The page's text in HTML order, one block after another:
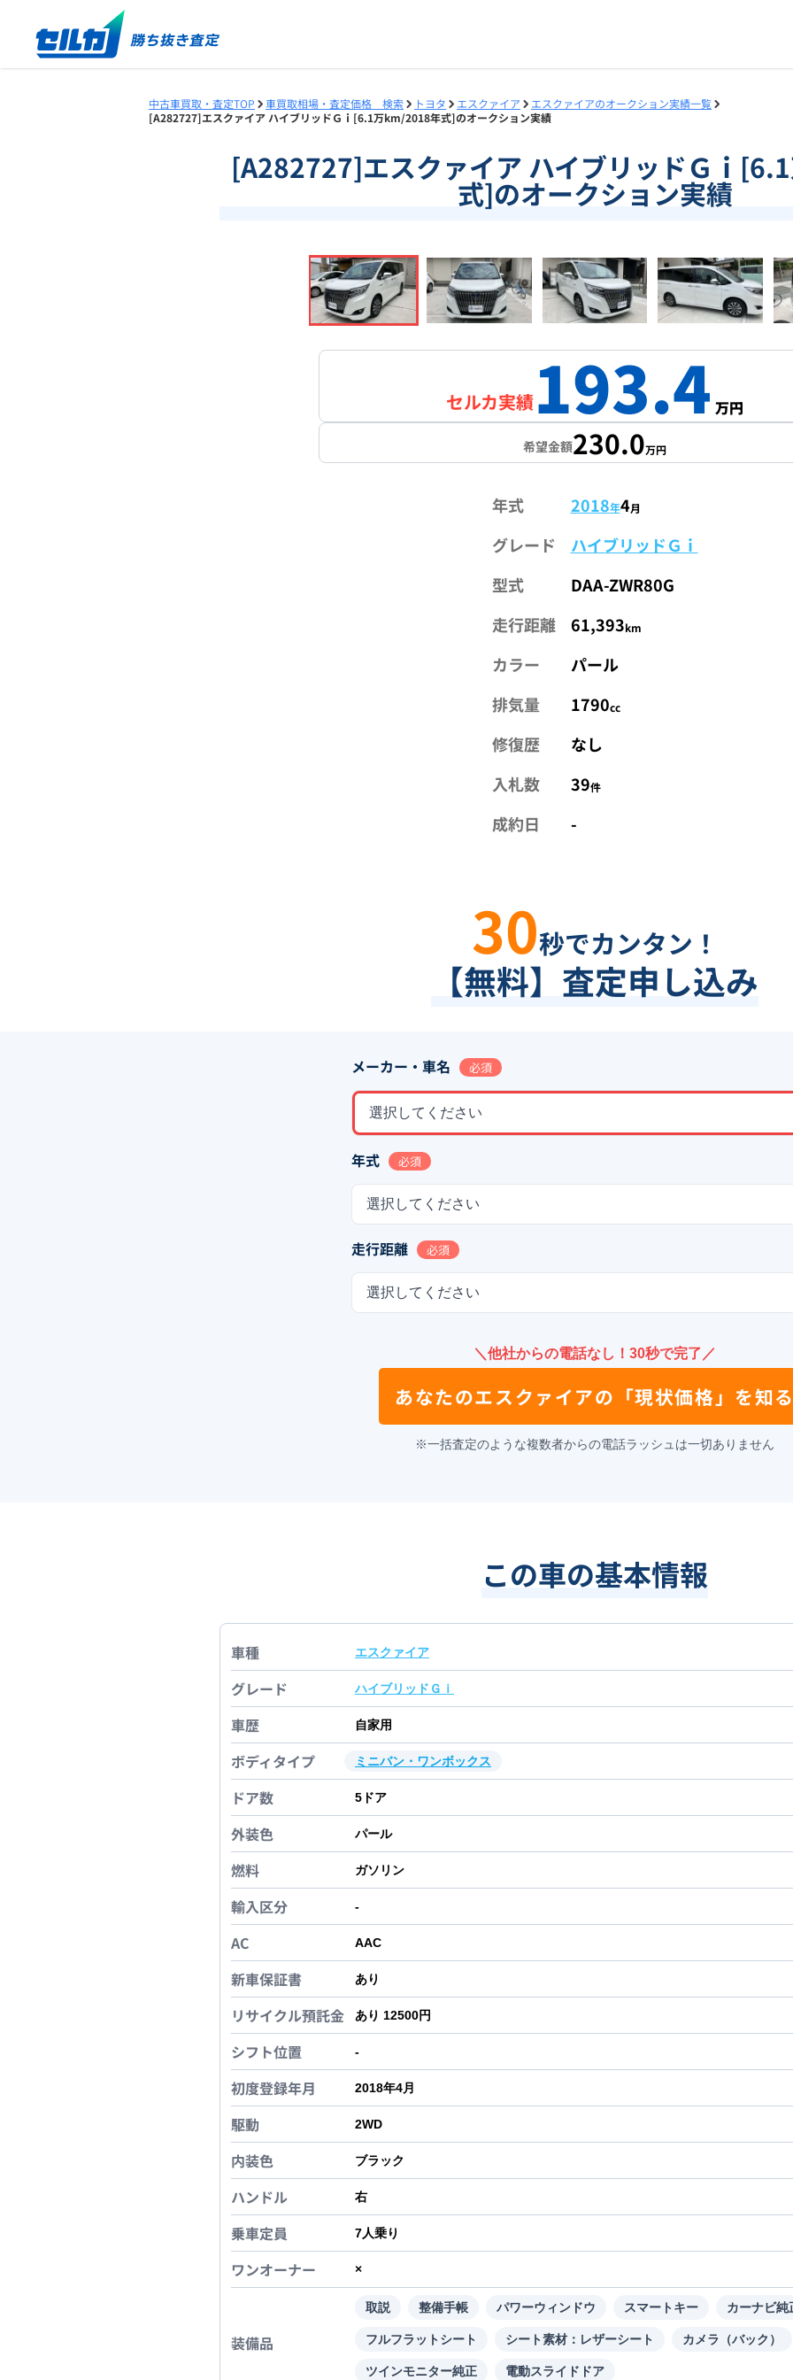
中古車買取・査定TOP 車買取相場・査定価格 検索 トヨタ エスクァイア
エスクァイアのオークション実績一覧
[A282727]エスクァイア ハイブリッドＧｉ[6.1万km/2018年式]のオークション実績
[A282727]エスクァイア ハイブリッドＧｉ
式]のオークション実績
セルカ実績193.4 万円
希望金額230.0万円
年式 2018年4月
グレード
ハイブリッドＧｉ
型式
DAA-ZWR80G
走行距離
61,393km
カラー
パール
排気量
1790cc
修復歴
なし
入札数
39件
成約日 -
30秒でカンタン！
【無料】査定申し込み
メーカー・車名 必須
選択してください
年式 必須
選択してください
走行距離 必須
選択してください
＼他社からの電話なし！30秒で完了／
あなたのエスクァイアの 「現状価格」を知
※一括査定のような複数者からの電話ラッシュは一切ありません
この車の基本情報
車種 エスクァイア
グレード ハイブリッドＧｉ
車歴 自家用
ボディタイプ ミニバン・ワンボックス
ドア数 5 ドア
外装色 パール
燃料 ガソリン
輸入区分 -
AC AAC
新車保証書 あり
リサイクル預託金 あり 12500円
シフト位置 -
初度登録年月 2018年4月
駆動 2WD
内装色 ブラック
ハンドル 右
乗車定員 7人乗り
ワンオーナー ×
装備品
取説 整備手帳 パワーウィンドウ スマートキー カーナビ純
フルフラットシート シート素材：レザーシート カメラ（バック）
ツインモニター純正 電動スライドドア